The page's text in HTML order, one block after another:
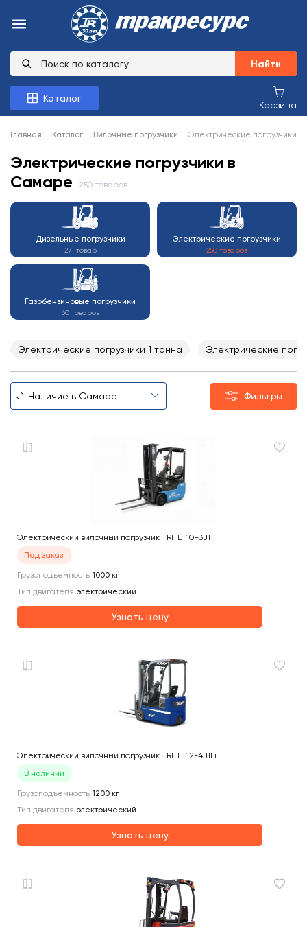
Найти
Каталог
Корзина
Главная Каталог Вилочные погрузчики Электрические погрузчики
Электрические погрузчики в
Самаре
250 товаров
Дизельные погрузчики
271 товар
Электрические погрузчики
250 товаров
Газобензиновые погрузчики
60 товаров
Электрические погрузчики 1 тонна Электрические
Фильтры
Электрический вилочный погрузчик TRF ET10-3J1
Под заказ
Грузоподъемность 1000 кг
Тип двигателя электрический
Узнать цену
Электрический вилочный погрузчик TRF ET12-4J1Li
В наличии
Грузоподъемность 1200 кг
Тип двигателя электрический
Узнать цену